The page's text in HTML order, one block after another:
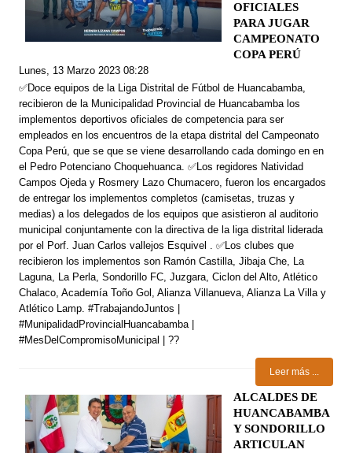
OFICIALES
PARA JUGAR
CAMPEONATO
COPA PERÚ
Lunes, 13 Marzo 2023 08:28
✅Doce equipos de la Liga Distrital de Fútbol de Huancabamba,
recibieron de la Municipalidad Provincial de Huancabamba los
implementos deportivos oficiales de competencia para ser
empleados en los encuentros de la etapa distrital del Campeonato
Copa Perú, que se que se viene desarrollando cada domingo en en
el Pedro Potenciano Choquehuanca. ✅Los regidores Natividad
Campos Ojeda y Rosmery Lazo Chumacero, fueron los encargados
de entregar los implementos completos (camisetas, truzas y
medias) a los delegados de los equipos que asistieron al auditorio
municipal conjuntamente con la directiva de la liga distrital liderada
por el Porf. Juan Carlos vallejos Esquivel . ✅Los clubes que
recibieron los implementos son Ramón Castilla, Jibaja Che, La
Laguna, La Perla, Sondorillo FC, Juzgara, Ciclon del Alto, Atlético
Chalaco, Academía Toño Gol, Alianza Villanueva, Alianza La Villa y
Atlético Lamp. #TrabajandoJuntos |
#MunipalidadProvincialHuancabamba |
#MesDelCompromisoMunicipal | ??
Leer más ...
ALCALDES DE
HUANCABAMBA
Y SONDORILLO
ARTICULAN